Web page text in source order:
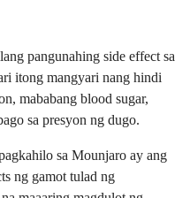
pangunahing side effect sa
itong mangyari nang hindi
mababang blood sugar,
sa presyon ng dugo.
sa Mounjaro ay ang
ng gamot tulad ng